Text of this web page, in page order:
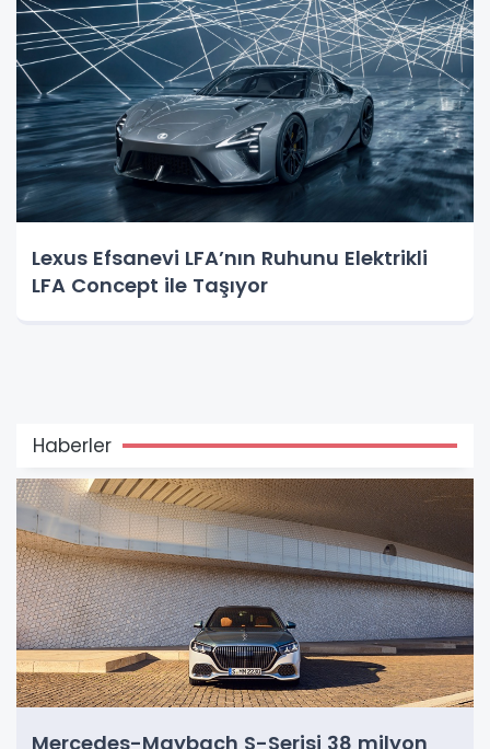
Lexus Efsanevi LFA’nın Ruhunu Elektrikli
LFA Concept ile Taşıyor
Haberler
Mercedes-Maybach S-Serisi 38 milyon